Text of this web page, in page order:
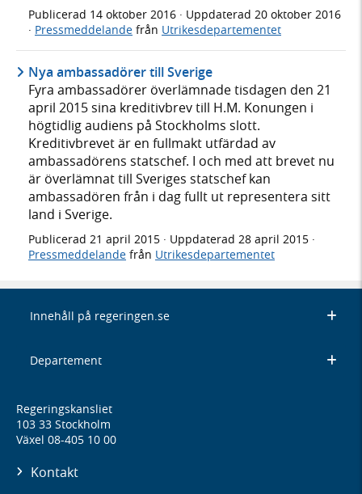
Publicerad 14 oktober 2016 · Uppdaterad 20 oktober 2016
· Pressmeddelande från Utrikesdepartementet
Nya ambassadörer till Sverige
Fyra ambassadörer överlämnade tisdagen den 21
april 2015 sina kreditivbrev till H.M. Konungen i
högtidlig audiens på Stockholms slott.
Kreditivbrevet är en fullmakt utfärdad av
ambassadörens statschef. I och med att brevet nu
är överlämnat till Sveriges statschef kan
ambassadören från i dag fullt ut representera sitt
land i Sverige.
Publicerad 21 april 2015 · Uppdaterad 28 april 2015 ·
Pressmeddelande från Utrikesdepartementet
Innehåll på regeringen.se
Departement
Regeringskansliet
103 33 Stockholm
Växel 08-405 10 00
Kontakt